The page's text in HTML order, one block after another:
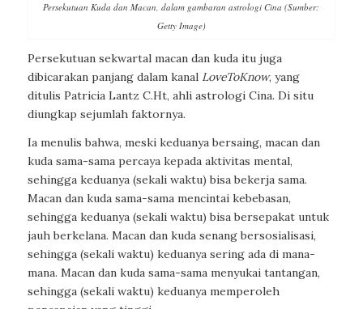
Persekutuan Kuda dan Macan, dalam gambaran astrologi Cina (Sumber:
Getty Image)
Persekutuan sekwartal macan dan kuda itu juga
dibicarakan panjang dalam kanal LoveToKnow, yang
ditulis Patricia Lantz C.Ht, ahli astrologi Cina. Di situ
diungkap sejumlah faktornya.
Ia menulis bahwa, meski keduanya bersaing, macan dan
kuda sama-sama percaya kepada aktivitas mental,
sehingga keduanya (sekali waktu) bisa bekerja sama.
Macan dan kuda sama-sama mencintai kebebasan,
sehingga keduanya (sekali waktu) bisa bersepakat untuk
jauh berkelana. Macan dan kuda senang bersosialisasi,
sehingga (sekali waktu) keduanya sering ada di mana-
mana. Macan dan kuda sama-sama menyukai tantangan,
sehingga (sekali waktu) keduanya memperoleh